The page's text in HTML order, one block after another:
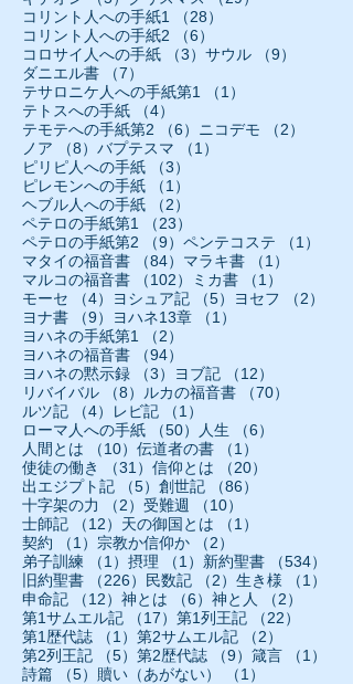
コリント人への手紙1
（28）
コリント人への手紙2
（6）
コロサイ人への手紙
（3） 3件の記事
サウル （9）
ダニエル書
（7）
テサロニケ人への手紙第1
（1）
テトスへの手紙
（4）
テモテへの手紙第2
（6） 6件の記事
ニコデモ （2）
ノア
（8） 8件の記事
バプテスマ （1）
ピリピ人への手紙
（3）
ピレモンへの手紙
（1）
ヘブル人への手紙
（2）
ペテロの手紙第1
（23）
ペテロの手紙第2
（9） 9件の記事
ペンテコステ （1）
マタイの福音書
（84） 84件の記事
マラキ書 （1）
マルコの福音書
（102） 102件の記事
ミカ書 （1）
モーセ
（4） 4件の記事
ヨシュア記 （5） 5件の記事
ヨセフ （2）
ヨナ書
（9） 9件の記事
ヨハネ13章 （1）
ヨハネの手紙第1
（2）
ヨハネの福音書
（94）
ヨハネの黙示録
（3） 3件の記事
ヨブ記 （12）
リバイバル
（8） 8件の記事
ルカの福音書 （70）
ルツ記
（4） 4件の記事
レビ記 （1）
ローマ人への手紙
（50） 50件の記事
人生 （6）
人間とは
（10） 10件の記事
伝道者の書 （1）
使徒の働き
（31） 31件の記事
信仰とは （20）
出エジプト記
（5） 5件の記事
創世記 （86）
十字架の力
（2） 2件の記事
受難週 （10）
士師記
（12） 12件の記事
天の御国とは （1）
契約
（1） 1件の記事
宗教か信仰か （2）
弟子訓練
（1） 1件の記事
摂理 （1） 1件の記事
新約聖書 （534）
旧約聖書
（226） 226件の記事
民数記 （2） 2件の記事
生き様 （1）
申命記
（12） 12件の記事
神とは （6） 6件の記事
神と人 （2）
第1サムエル記
（17） 17件の記事
第1列王記 （22）
第1歴代誌
（1） 1件の記事
第2サムエル記 （2）
第2列王記
（5） 5件の記事
第2歴代誌 （9） 9件の記事
箴言 （1）
詩篇
（5） 5件の記事
贖い（あがない） （1）